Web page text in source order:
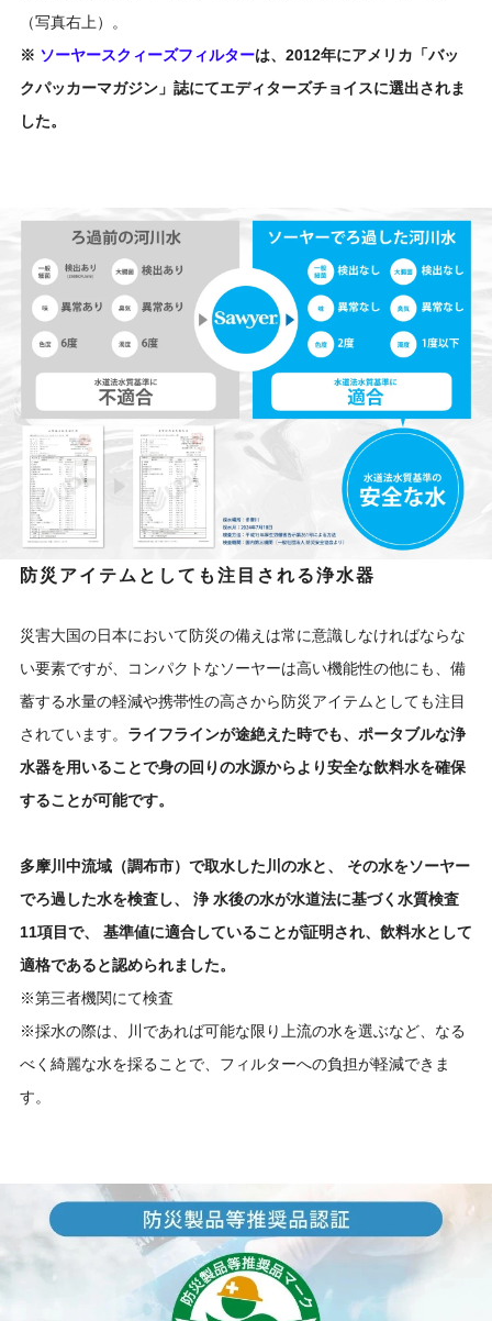
（写真右上）。
※ ソーヤースクィーズフィルターは、2012年にアメリカ「バッ
クパッカーマガジン」誌にてエディターズチョイスに選出されま
した。
防災アイテムとしても注目される浄水器
災害大国の日本において防災の備えは常に意識しなければならな
い要素ですが、コンパクトなソーヤーは高い機能性の他にも、備
蓄する水量の軽減や携帯性の高さから防災アイテムとしても注目
されています。 ライフラインが途絶えた時でも、ポータブルな浄
水器を用いることで身の回りの水源からより安全な飲料水を確保
することが可能です。
多摩川中流域（調布市）で取水した川の水と、 その水をソーヤー
でろ過した水を検査し、 浄 水後の水が水道法に基づく水質検査
11項目で、 基準値に適合していることが証明され、飲料水として
適格であると認められました。
※第三者機関にて検査
※採水の際は、川であれば可能な限り上流の水を選ぶなど、なる
べく綺麗な水を採ることで、フィルターへの負担が軽減できま
す。